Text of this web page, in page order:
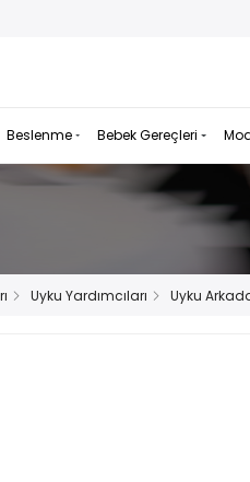
Beslenme Bebek Gereçleri
Uyku Yardımcıları Uyku